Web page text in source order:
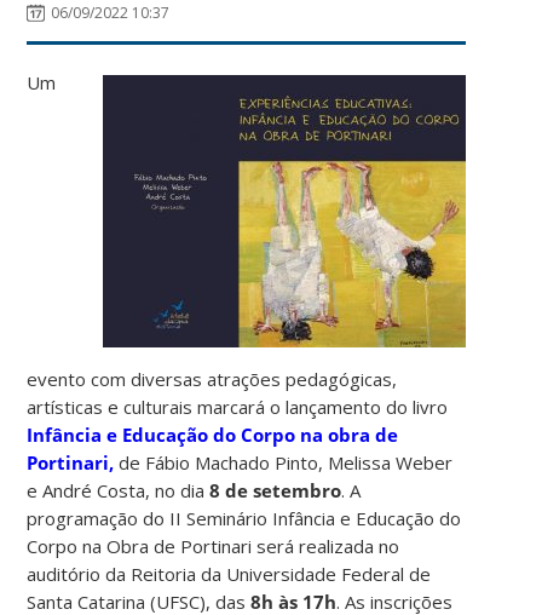
06/09/2022 10:37
Um
evento com diversas atrações pedagógicas,
artísticas e culturais marcará o lançamento do livro
Infância e Educação do Corpo na obra de
Portinari, de Fábio Machado Pinto, Melissa Weber
e André Costa, no dia8 de setembro. A
programação do II Seminário Infância e Educação do
Corpo na Obra de Portinari será realizada no
auditório da Reitoria da Universidade Federal de
Santa Catarina (UFSC), das8h às 17h. As inscrições